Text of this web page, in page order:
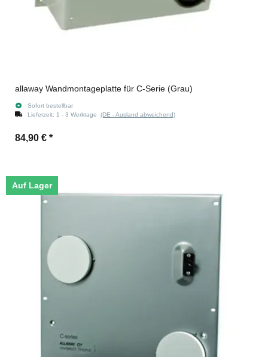
allaway Wandmontageplatte für C-Serie (Grau)
Sofort bestellbar
Lieferzeit: 1 - 3 Werktage (DE - Ausland abweichend)
84,90 € *
Auf Lager